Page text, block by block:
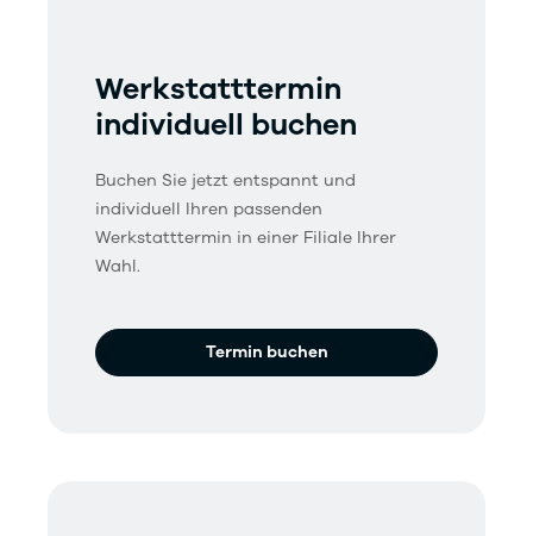
Werkstatttermin
individuell buchen
Buchen Sie jetzt entspannt und
individuell Ihren passenden
Werkstatttermin in einer Filiale Ihrer
Wahl.
Termin buchen